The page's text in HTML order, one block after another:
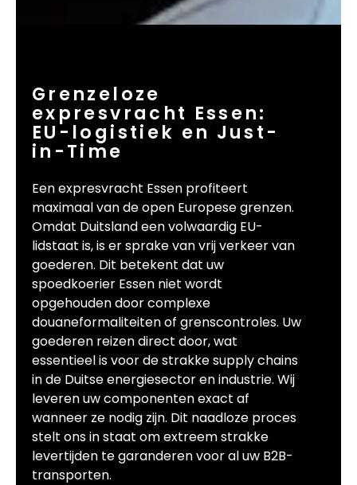
Grenzeloze
expresvracht Essen:
EU-logistiek en Just-
in-Time
Een expresvracht Essen profiteert
maximaal van de open Europese grenzen.
Omdat Duitsland een volwaardig EU-
lidstaat is, is er sprake van vrij verkeer van
goederen. Dit betekent dat uw
spoedkoerier Essen niet wordt
opgehouden door complexe
douaneformaliteiten of grenscontroles. Uw
goederen reizen direct door, wat
essentieel is voor de strakke supply chains
in de Duitse energiesector en industrie. Wij
leveren uw componenten exact af
wanneer ze nodig zijn. Dit naadloze proces
stelt ons in staat om extreem strakke
levertijden te garanderen voor al uw B2B-
transporten.